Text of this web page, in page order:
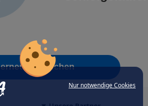
Nur notwendige Cookies
erneut versuchen